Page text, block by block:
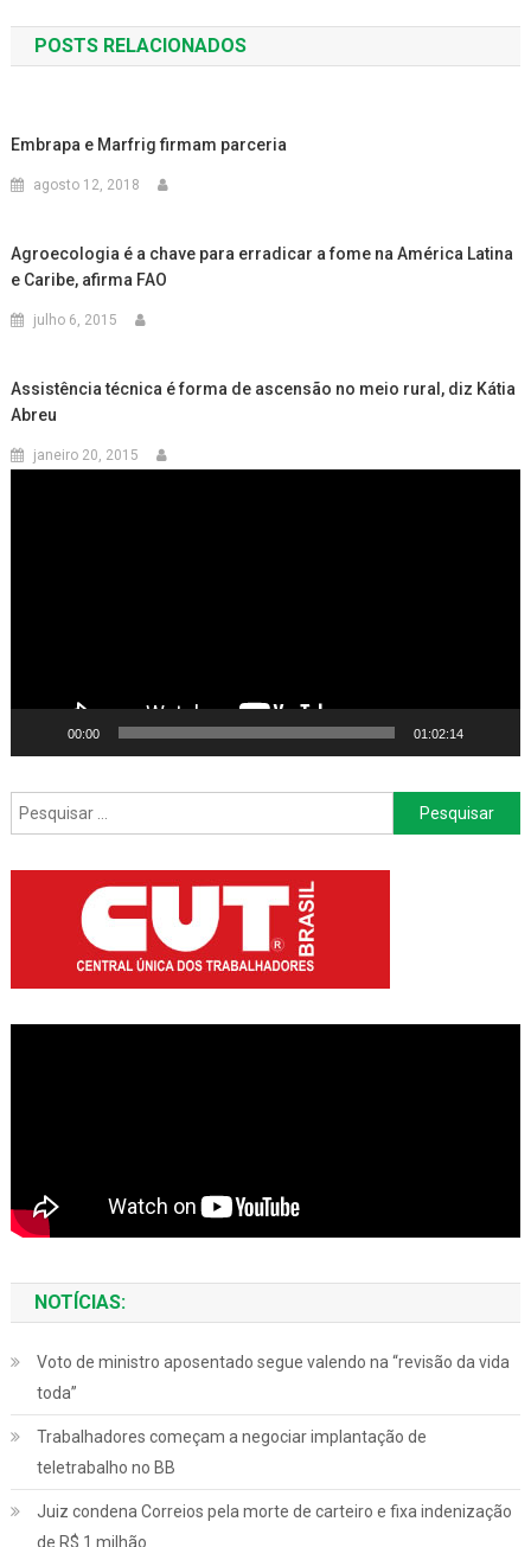
de
Post
POSTS RELACIONADOS
Embrapa e Marfrig firmam parceria
agosto 12, 2018
Agroecologia é a chave para erradicar a fome na América Latina
e Caribe, afirma FAO
julho 6, 2015
Assistência técnica é forma de ascensão no meio rural, diz Kátia
Abreu
janeiro 20, 2015
00:00 01:02:14
Pesquisar
por:
NOTÍCIAS:
Voto de ministro aposentado segue valendo na “revisão da vida
toda”
Trabalhadores começam a negociar implantação de
teletrabalho no BB
Juiz condena Correios pela morte de carteiro e fixa indenização
de R$ 1 milhão